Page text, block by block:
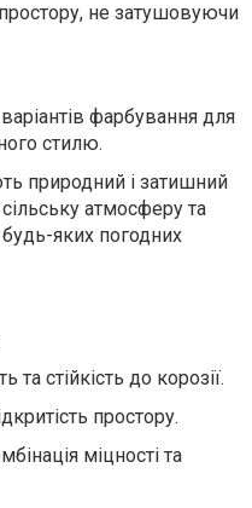
не затушовуючи
фарбування для
стилю.
природний і затишний
атмосферу та
яких погодних
та стійкість до корозії.
простору.
міцності та